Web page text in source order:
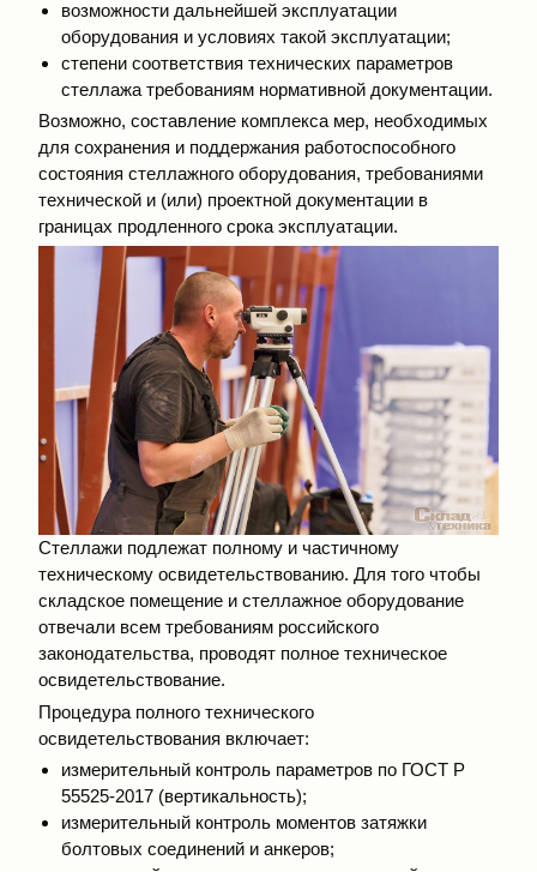
возможности дальнейшей эксплуатации
оборудования и условиях такой эксплуатации;
степени соответствия технических параметров
стеллажа требованиям нормативной документации.
Возможно, составление комплекса мер, необходимых
для сохранения и поддержания работоспособного
состояния стеллажного оборудования, требованиями
технической и (или) проектной документации в
границах продленного срока эксплуатации.
Стеллажи подлежат полному и частичному
техническому освидетельствованию. Для того чтобы
складское помещение и стеллажное оборудование
отвечали всем требованиям российского
законодательства, проводят полное техническое
освидетельствование.
Процедура полного технического
освидетельствования включает:
измерительный контроль параметров по ГОСТ Р
55525-2017 (вертикальность);
измерительный контроль моментов затяжки
болтовых соединений и анкеров;